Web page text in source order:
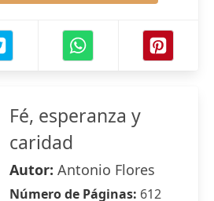
Fé, esperanza y
caridad
Autor: Antonio Flores
Número de Páginas: 612